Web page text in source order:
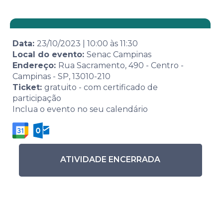
Data: 23/10/2023 10:00 às 11:30
Local do evento: Senac Campinas
Endereço: Rua Sacramento, 490 - Centro -
Campinas - SP, 13010-210
Ticket: gratuito - com certificado de
participação
Inclua o evento no seu calendário
ATIVIDADE ENCERRADA